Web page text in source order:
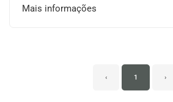
Mais informações
‹ 1 ›